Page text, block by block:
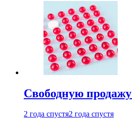
Свободную
2 года спустя2 года спустя